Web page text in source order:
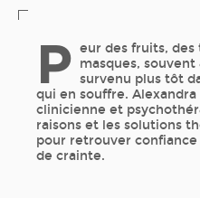
P eur des fruits, des
masques,
survenu plus tôt
qui en souffre.
clinicienne et
raisons et les solutions
pour retrouver confiance
de crainte.